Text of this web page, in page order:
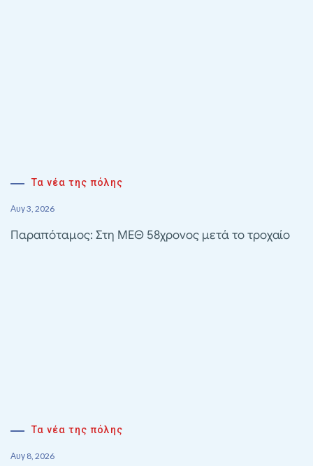
Τα νέα της πόλης
Αυγ 3, 2026
Παραπόταμος: Στη ΜΕΘ 58χρονος μετά το τροχαίο
Τα νέα της πόλης
Αυγ 8, 2026